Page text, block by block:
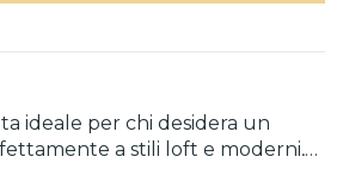
ideale per chi desidera un
a stili loft e moderni,
creando un'atmosfera